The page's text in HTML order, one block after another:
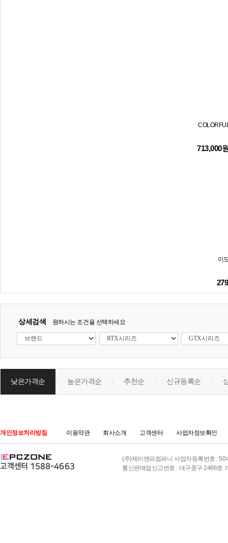
713,000
이
상세검색 원하시는 조건을 선택하세요
낮은가격순 높은가격순 추천순 신규등록순
개인정보처리방침 이용약관 회사소개 고객센터 사업자정보확인
(주)제이앤피컴퍼니 사업자등록번호 :
통신판매업신고번호 : 대구중구 2486호